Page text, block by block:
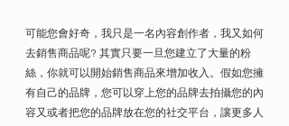
可能您會好奇，我只是一名內容創作者，我又如何
去銷售商品呢? 其實只要一旦您建立了大量的粉
絲，你就可以開始銷售商品來增加收入。假如您擁
有自己的品牌，您可以穿上您的品牌去拍攝您的內
容又或者把您的品牌放在您的社交平台，讓更多人